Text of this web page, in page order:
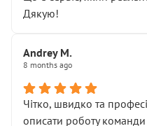
міняти разом із
Для людини, яка хоча б
це звучить як мінімум
спроба продати
ущільнювачів.
Що прикро — це не
Дякую!
Andrey M.
8 months ago
Чітко, швидко та
описати роботу